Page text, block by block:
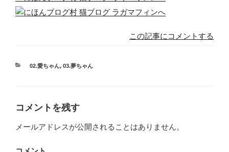
この記事にコメントする
カ
02.愛ちゃん, 03.夢ちゃん
コメントを残す
メールアドレスが公開されることはありません。